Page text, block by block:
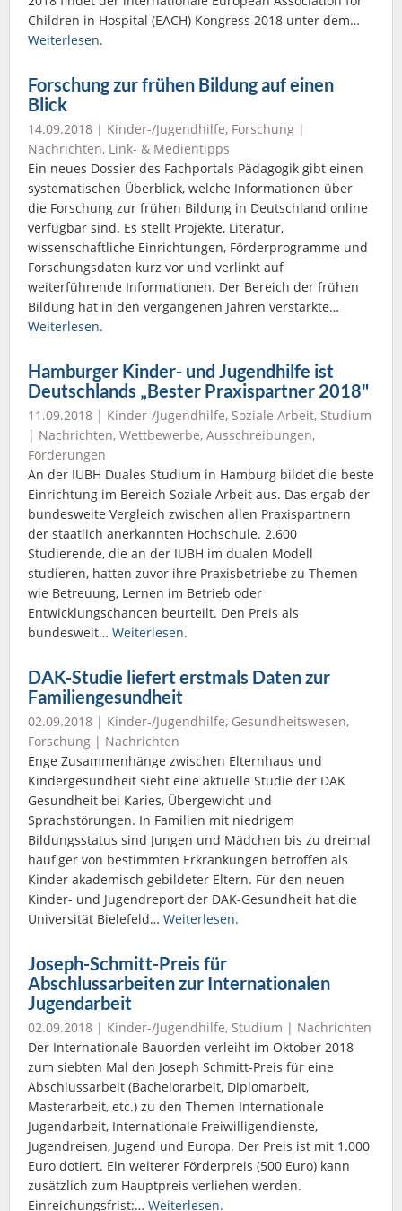
Children in Hospital (EACH) Kongress 2018 unter dem…
Weiterlesen.
Forschung zur frühen Bildung auf einen
Blick
14.09.2018 | Kinder-/Jugendhilfe, Forschung |
Nachrichten, Link- & Medientipps
Ein neues Dossier des Fachportals Pädagogik gibt einen
systematischen Überblick, welche Informationen über
die Forschung zur frühen Bildung in Deutschland online
verfügbar sind. Es stellt Projekte, Literatur,
wissenschaftliche Einrichtungen, Förderprogramme und
Forschungsdaten kurz vor und verlinkt auf
weiterführende Informationen. Der Bereich der frühen
Bildung hat in den vergangenen Jahren verstärkte…
Weiterlesen.
Hamburger Kinder- und Jugendhilfe ist
Deutschlands „Bester Praxispartner 2018"
11.09.2018 | Kinder-/Jugendhilfe, Soziale Arbeit, Studium
| Nachrichten, Wettbewerbe, Ausschreibungen,
Förderungen
An der IUBH Duales Studium in Hamburg bildet die beste
Einrichtung im Bereich Soziale Arbeit aus. Das ergab der
bundesweite Vergleich zwischen allen Praxispartnern
der staatlich anerkannten Hochschule. 2.600
Studierende, die an der IUBH im dualen Modell
studieren, hatten zuvor ihre Praxisbetriebe zu Themen
wie Betreuung, Lernen im Betrieb oder
Entwicklungschancen beurteilt. Den Preis als
bundesweit… Weiterlesen.
DAK-Studie liefert erstmals Daten zur
Familiengesundheit
02.09.2018 | Kinder-/Jugendhilfe, Gesundheitswesen,
Forschung | Nachrichten
Enge Zusammenhänge zwischen Elternhaus und
Kindergesundheit sieht eine aktuelle Studie der DAK
Gesundheit bei Karies, Übergewicht und
Sprachstörungen. In Familien mit niedrigem
Bildungsstatus sind Jungen und Mädchen bis zu dreimal
häufiger von bestimmten Erkrankungen betroffen als
Kinder akademisch gebildeter Eltern. Für den neuen
Kinder- und Jugendreport der DAK-Gesundheit hat die
Universität Bielefeld… Weiterlesen.
Joseph-Schmitt-Preis für
Abschlussarbeiten zur Internationalen
Jugendarbeit
02.09.2018 | Kinder-/Jugendhilfe, Studium | Nachrichten
Der Internationale Bauorden verleiht im Oktober 2018
zum siebten Mal den Joseph Schmitt-Preis für eine
Abschlussarbeit (Bachelorarbeit, Diplomarbeit,
Masterarbeit, etc.) zu den Themen Internationale
Jugendarbeit, Internationale Freiwilligendienste,
Jugendreisen, Jugend und Europa. Der Preis ist mit 1.000
Euro dotiert. Ein weiterer Förderpreis (500 Euro) kann
zusätzlich zum Hauptpreis verliehen werden.
Einreichungsfrist:… Weiterlesen.